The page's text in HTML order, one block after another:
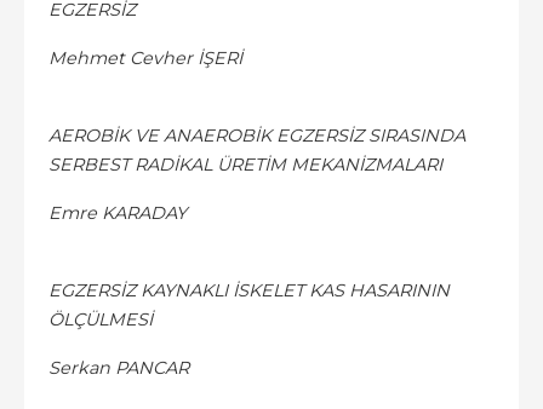
EGZERSİZ
Mehmet Cevher İŞERİ
AEROBİK VE ANAEROBİK EGZERSİZ SIRASINDA
SERBEST RADİKAL ÜRETİM MEKANİZMALARI
Emre KARADAY
EGZERSİZ KAYNAKLI İSKELET KAS HASARININ
ÖLÇÜLMESİ
Serkan PANCAR